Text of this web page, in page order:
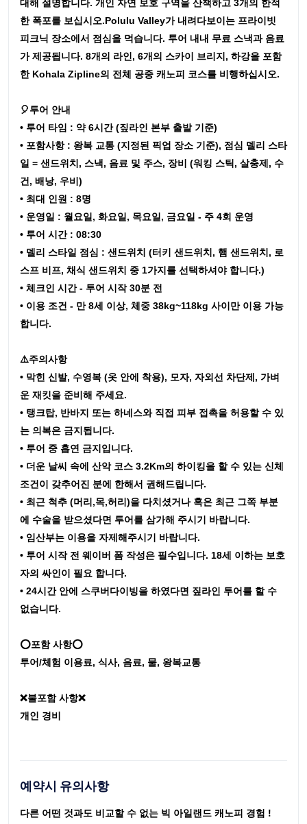
대해 설명합니다. 개인 자연 보호 구역을 산책하고 3개의 한적
한 폭포를 보십시오.Polulu Valley가 내려다보이는 프라이빗
피크닉 장소에서 점심을 먹습니다. 투어 내내 무료 스낵과 음료
가 제공됩니다. 8개의 라인, 6개의 스카이 브리지, 하강을 포함
한 Kohala Zipline의 전체 공중 캐노피 코스를 비행하십시오.
🎈투어 안내
• 투어 타임 : 약 6시간 (짚라인 본부 출발 기준)
• 포함사항 : 왕복 교통 (지정된 픽업 장소 기준), 점심 델리 스타
일 = 샌드위치, 스낵, 음료 및 주스, 장비 (워킹 스틱, 살충제, 수
건, 배낭, 우비)
• 최대 인원 : 8명
• 운영일 : 월요일, 화요일, 목요일, 금요일 - 주 4회 운영
• 투어 시간 : 08:30
• 델리 스타일 점심 : 샌드위치 (터키 샌드위치, 햄 샌드위치, 로
스프 비프, 채식 샌드위치 중 1가지를 선택하셔야 합니다.)
• 체크인 시간 - 투어 시작 30분 전
• 이용 조건 - 만 8세 이상, 체중 38kg~118kg 사이만 이용 가능
합니다.
⚠️주의사항
• 막힌 신발, 수영복 (옷 안에 착용), 모자, 자외선 차단제, 가벼
운 재킷을 준비해 주세요.
• 탱크탑, 반바지 또는 하네스와 직접 피부 접촉을 허용할 수 있
는 의복은 금지됩니다.
• 투어 중 흡연 금지입니다.
• 더운 날씨 속에 산악 코스 3.2Km의 하이킹을 할 수 있는 신체
조건이 갖추어진 분에 한해서 권해드립니다.
• 최근 척추 (머리,목,허리)을 다치셨거나 혹은 최근 그쪽 부분
에 수술을 받으셨다면 투어를 삼가해 주시기 바랍니다.
• 임산부는 이용을 자제해주시기 바랍니다.
• 투어 시작 전 웨이버 폼 작성은 필수입니다. 18세 이하는 보호
자의 싸인이 필요 합니다.
• 24시간 안에 스쿠버다이빙을 하였다면 짚라인 투어를 할 수
없습니다.
⭕포함 사항⭕
투어/체험 이용료, 식사, 음료, 물, 왕복교통
❌불포함 사항❌
개인 경비
예약시 유의사항
다른 어떤 것과도 비교할 수 없는 빅 아일랜드 캐노피 경험 !